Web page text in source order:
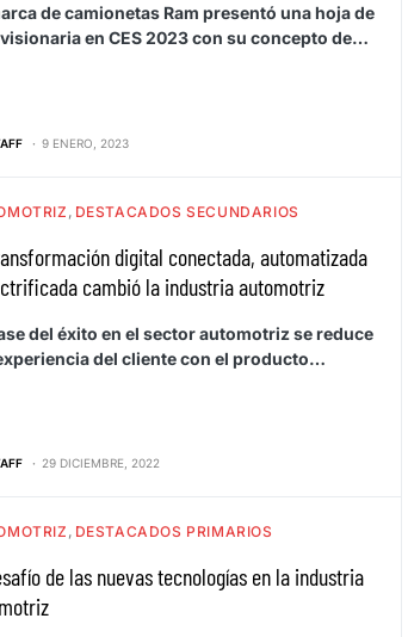
de camionetas Ram presentó una hoja de
en CES 2023 con su concepto de…
9 ENERO, 2023
DESTACADOS SECUNDARIOS
digital conectada, automatizada
cambió la industria automotriz
del éxito en el sector automotriz se reduce
del cliente con el producto…
29 DICIEMBRE, 2022
DESTACADOS PRIMARIOS
de las nuevas tecnologías en la industria